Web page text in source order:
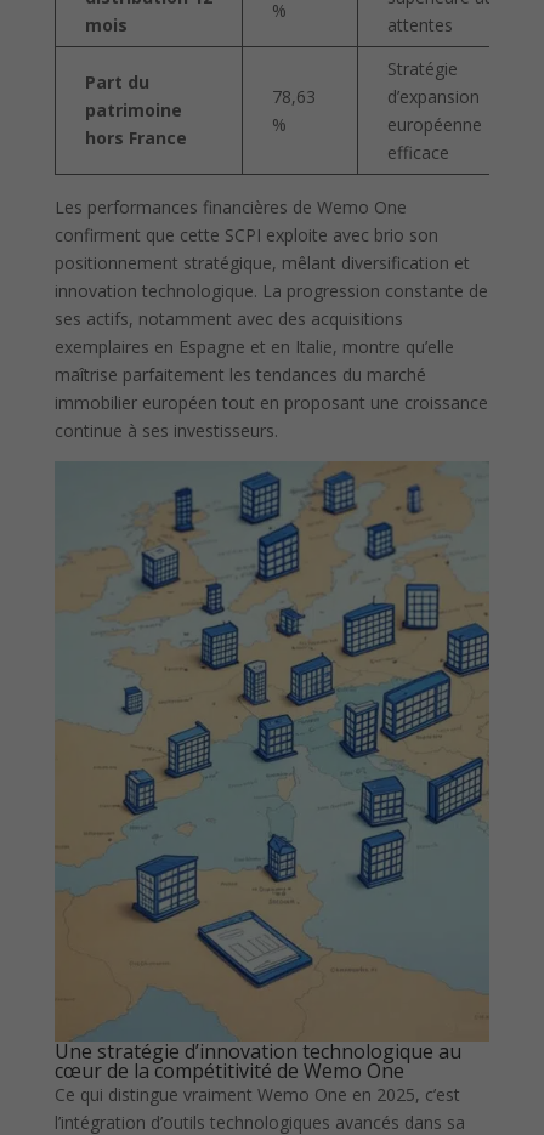
mois
%
attentes
Part du
patrimoine
hors France
78,63
%
Stratégie
d’expansion
européenne
efficace
Les performances financières de Wemo One
confirment que cette SCPI exploite avec brio son
positionnement stratégique, mêlant diversification et
innovation technologique. La progression constante de
ses actifs, notamment avec des acquisitions
exemplaires en Espagne et en Italie, montre qu’elle
maîtrise parfaitement les tendances du marché
immobilier européen tout en proposant une croissance
continue à ses investisseurs.
Une stratégie d’innovation technologique au
cœur de la compétitivité de Wemo One
Ce qui distingue vraiment Wemo One en 2025, c’est
l’intégration d’outils technologiques avancés dans sa